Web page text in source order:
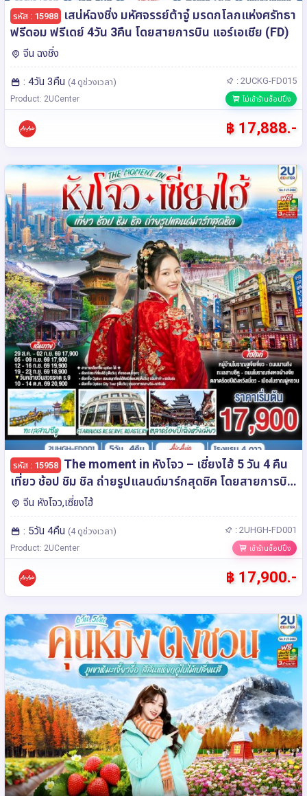
รหัส : 15988
เสน่ห์ฉงชิ่ง มหัศจรรย์ต้าจู๋ มรดกโลกแห่งศรัทธา
ฟรีดอม ฟรีเดย์ 4วัน 3คืน โดยสายการบิน แอร์เอเชีย (FD)
จีน ฉงชิ่ง
: 4วัน 3คืน (4 ดูช่วงเวลา) : 2UCKG-FD015
Product: 2UCenter ไม่เข้าร้านช็อปปิ้ง
฿ 17,888.-
รหัส : 15958 The moment in หังโจว – เซี่ยงไฮ้ 5 วัน 4 คืน
เที่ยว ช้อป ชิม ชิล ถ่ายรูปแลนด์มาร์กสุดชิค โดยสายการบิน
Air Asia (FD)
จีน หังโจว,เซี่ยงไฮ้
: 5วัน 4คืน (4 ดูช่วงเวลา) : 2UHGH-FD001
Product: 2UCenter เข้าร้านช็อปปิ้ง
฿ 17,900.-